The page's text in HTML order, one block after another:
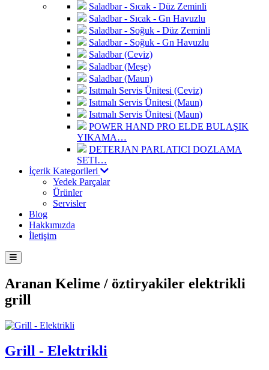
Saladbar - Sıcak - Düz Zeminli
Saladbar - Sıcak - Gn Havuzlu
Saladbar - Soğuk - Düz Zeminli
Saladbar - Soğuk - Gn Havuzlu
Saladbar (Ceviz)
Saladbar (Meşe)
Saladbar (Maun)
Isıtmalı Servis Ünitesi (Ceviz)
Isıtmalı Servis Ünitesi (Maun)
Isıtmalı Servis Ünitesi (Maun)
POWER HAND PRO ELDE BULAŞIK
YIKAMA…
DETERJAN PARLATICI DOZLAMA
SETI…
İçerik Kategorileri
Yedek Parçalar
Ürünler
Servisler
Blog
Hakkımızda
İletişim
Aranan Kelime / öztiryakiler elektrikli
grill
Grill - Elektrikli